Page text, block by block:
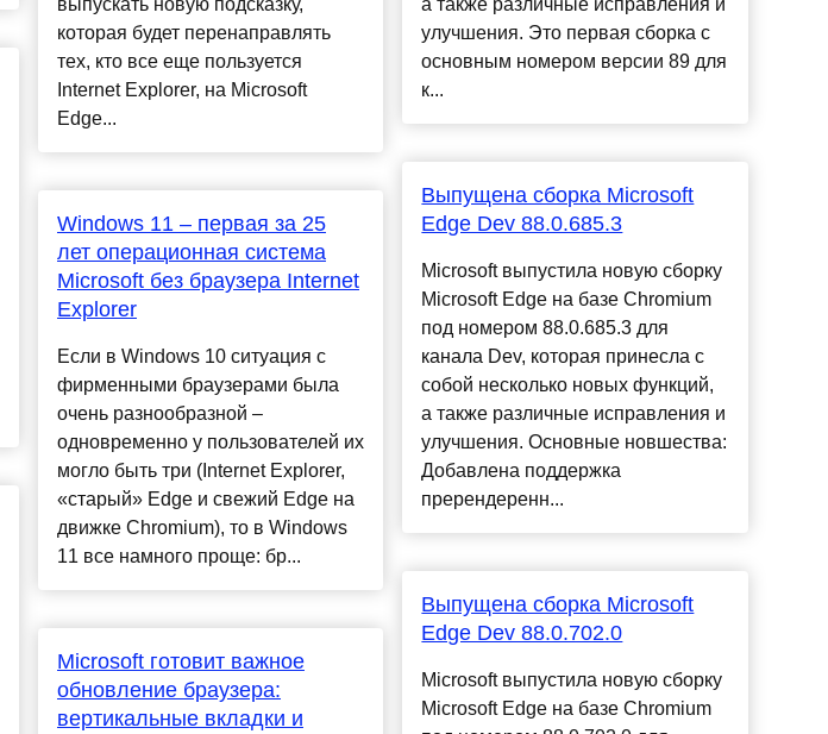
выпускать новую подсказку,
которая будет перенаправлять
тех, кто все еще пользуется
Internet Explorer, на Microsoft
Edge...
Windows 11 – первая за 25
лет операционная система
Microsoft без браузера Internet
Explorer
Если в Windows 10 ситуация с
фирменными браузерами была
очень разнообразной –
одновременно у пользователей их
могло быть три (Internet Explorer,
«старый» Edge и свежий Edge на
движке Chromium), то в Windows
11 все намного проще: бр...
Microsoft готовит важное
обновление браузера:
вертикальные вкладки и
а также различные исправления и
улучшения. Это первая сборка с
основным номером версии 89 для
к...
Выпущена сборка Microsoft
Edge Dev 88.0.685.3
Microsoft выпустила новую сборку
Microsoft Edge на базе Chromium
под номером 88.0.685.3 для
канала Dev, которая принесла с
собой несколько новых функций,
а также различные исправления и
улучшения. Основные новшества:
Добавлена поддержка
пререндеренн...
Выпущена сборка Microsoft
Edge Dev 88.0.702.0
Microsoft выпустила новую сборку
Microsoft Edge на базе Chromium